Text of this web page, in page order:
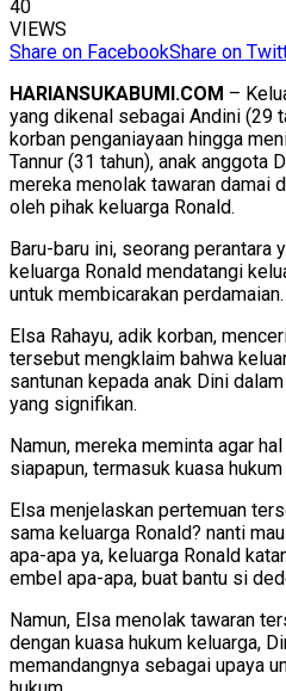
40
VIEWS
Share on FacebookShare on
HARIANSUKABUMI.COM –
yang dikenal sebagai Andini (29
korban penganiayaan hingga
Tannur (31 tahun), anak anggota
mereka menolak tawaran damai
oleh pihak keluarga Ronald.
Baru-baru ini, seorang perantara
keluarga Ronald mendatangi
untuk membicarakan perdamaian.
Elsa Rahayu, adik korban,
tersebut mengklaim bahwa
santunan kepada anak Dini
yang signifikan.
Namun, mereka meminta agar
siapapun, termasuk kuasa
Elsa menjelaskan pertemuan
sama keluarga Ronald? nanti
apa-apa ya, keluarga Ronald
embel apa-apa, buat bantu si
Namun, Elsa menolak tawaran
dengan kuasa hukum keluarga,
memandangnya sebagai upaya